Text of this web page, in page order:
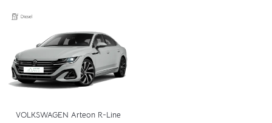
VOLKSWAGEN Arteon R-Line